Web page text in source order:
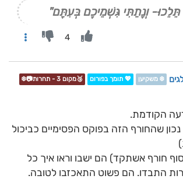
וְנָתַתִּי גִּשְׁמֵיכֶם בְּעִתָּם"
4
❄️ משקיען 💖 תומך בפורום 🥉מקום 3 - תחרות📷❄️
הקודמת.
נכון שהחורף הזה בפוקס הפסימיים כביכול
חורף אשתקד) הם ישבו וראו איך כל
התבדו. הם פשוט התאכזבו לטובה.